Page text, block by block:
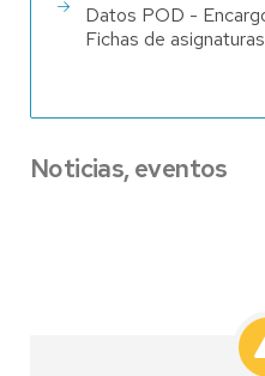
Datos POD -
Fichas de asignaturas
Noticias, eventos